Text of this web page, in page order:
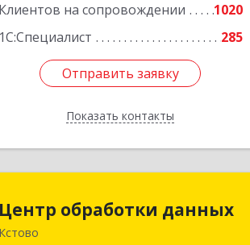
Клиентов на сопровождении
1020
1С:Специалист
285
Отправить заявку
Показать контакты
Отправить заявку
Назад
Центр обработки данных
Кстово
Центр обработки данных
607650, Нижегородская обл, Кстово г,